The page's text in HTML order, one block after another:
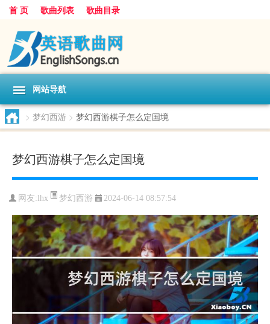
首 页 歌曲列表 歌曲目录
网站导航
> 梦幻西游 > 梦幻西游棋子怎么定国境
梦幻西游棋子怎么定国境
网友: lhx 梦幻西游 2024-06-14 08:57:54